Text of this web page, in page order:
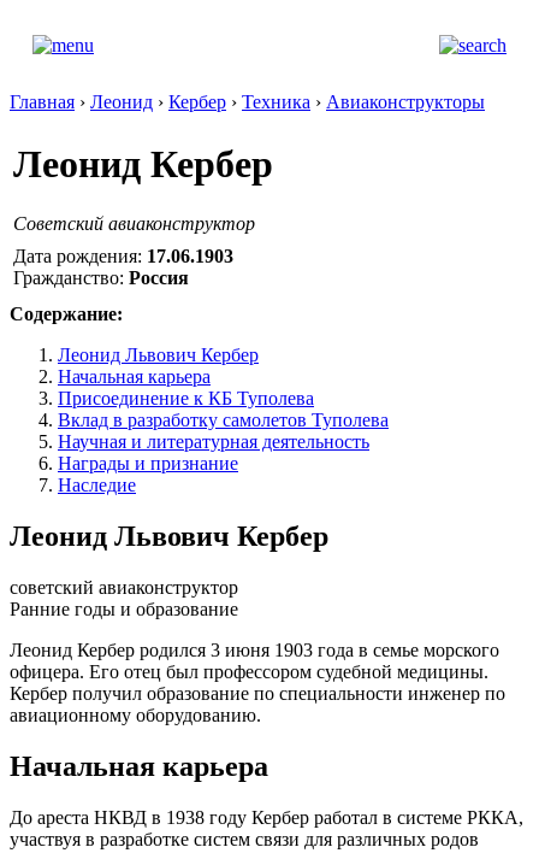
Главная › Леонид › Кербер › Техника › Авиаконструкторы
Леонид Кербер
Советский авиаконструктор
Дата рождения: 17.06.1903
Гражданство: Россия
Содержание:
Леонид Львович Кербер
Начальная карьера
Присоединение к КБ Туполева
Вклад в разработку самолетов Туполева
Научная и литературная деятельность
Награды и признание
Наследие
Леонид Львович Кербер
советский авиаконструктор
Ранние годы и образование
Леонид Кербер родился 3 июня 1903 года в семье морского
офицера. Его отец был профессором судебной медицины.
Кербер получил образование по специальности инженер по
авиационному оборудованию.
Начальная карьера
До ареста НКВД в 1938 году Кербер работал в системе РККА,
участвуя в разработке систем связи для различных родов